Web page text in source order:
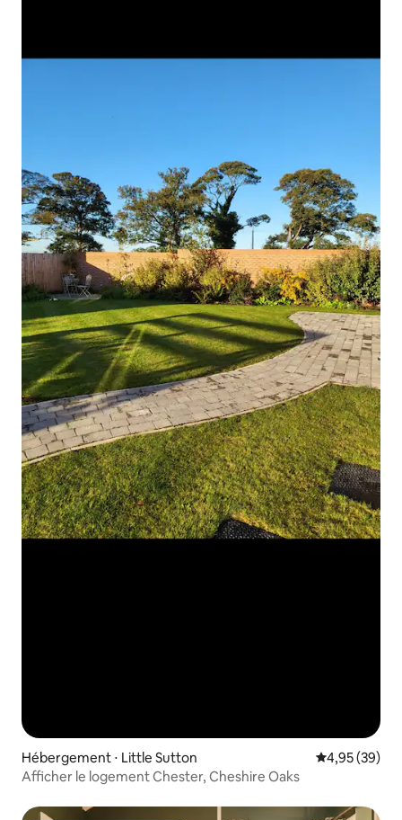
Hébergement ⋅ Little Sutton Évaluation
4,95 (39)
Afficher le logement Chester, Cheshire Oaks